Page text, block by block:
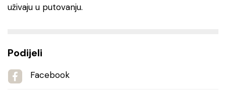
uživaju u putovanju.
Podijeli
Facebook